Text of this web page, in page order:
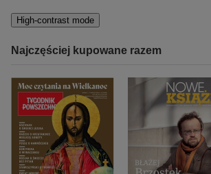
High-contrast mode
Najczęściej kupowane razem